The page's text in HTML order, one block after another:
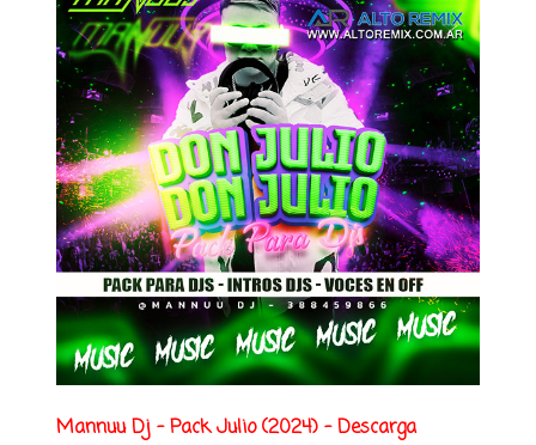
Mannuu Dj - Pack Julio (2024) - Descarga